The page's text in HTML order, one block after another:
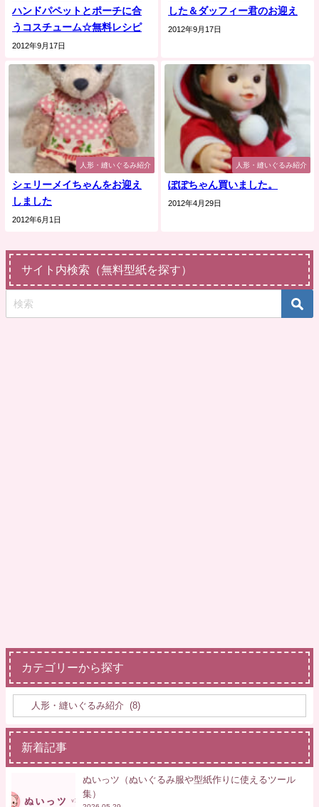
ハンドパペットとポーチに合
うコスチューム☆無料レシピ
2012年9月17日
した＆ダッフィー君のお迎え
2012年9月17日
人形・縫いぐるみ紹介
シェリーメイちゃんをお迎え
しました
2012年6月1日
人形・縫いぐるみ紹介
ぽぽちゃん買いました。
2012年4月29日
サイト内検索（無料型紙を探す）
カテゴリーから探す
新着記事
ぬいっツ（ぬいぐるみ服や型紙作りに使えるツール
集）